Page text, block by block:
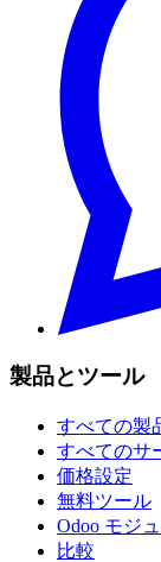
製品とツール
すべての製
すべてのサ
価格設定
無料ツール
Odoo モジ
比較